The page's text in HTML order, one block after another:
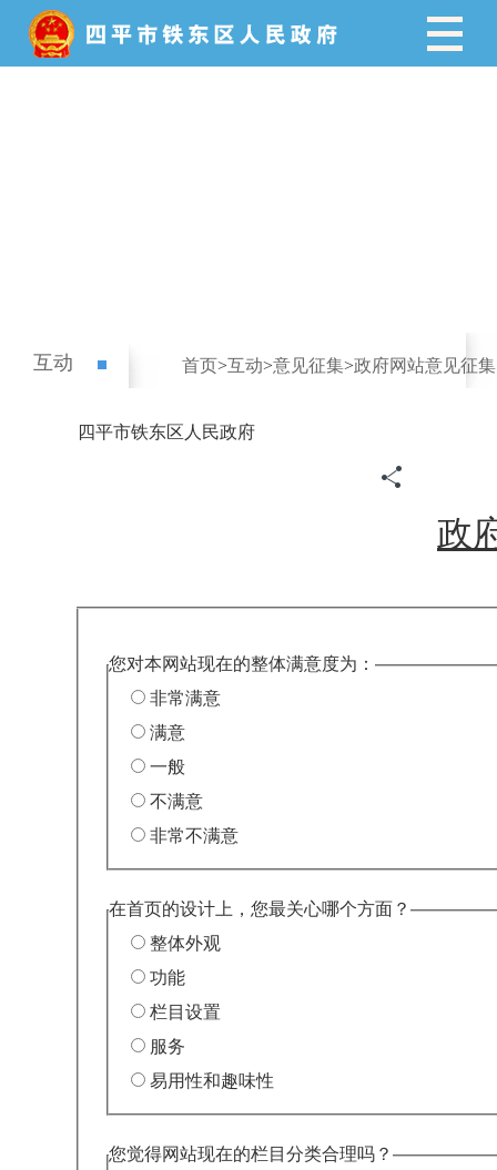
互动 首页>互动>意见征集>政府网站意见征集
四平市铁东区人民政府
政
您对本网站现在的整体满意度为：
非常满意
满意
一般
不满意
非常不满意
在首页的设计上，您最关心哪个方面？
整体外观
功能
栏目设置
服务
易用性和趣味性
您觉得网站现在的栏目分类合理吗？